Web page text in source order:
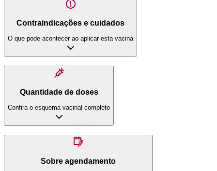
Contraindicações e cuidados
O que pode acontecer ao aplicar esta vacina
Quantidade de doses
Confira o esquema vacinal completo
Sobre agendamento